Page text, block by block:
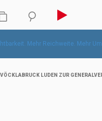
VÖCKLABRUCK LUDEN ZUR